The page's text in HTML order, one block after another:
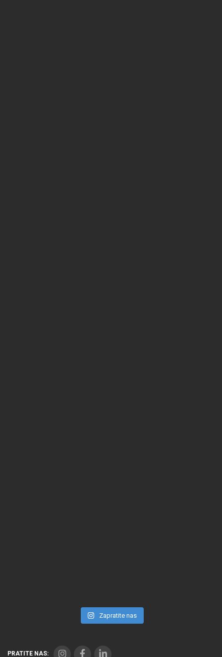
Zapratite nas
PRATITE NAS: